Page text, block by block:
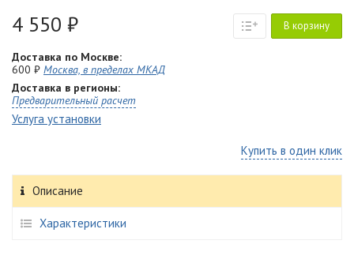
4 550 ₽ В корзину
Доставка по Москве:
600 ₽ Москва, в пределах МКАД
Доставка в регионы:
Предварительный расчет
Услуга установки
Купить в один клик
Описание
Характеристики